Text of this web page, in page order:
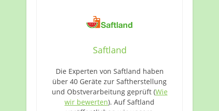
Saftland
Die Experten von Saftland haben
über 40 Geräte zur Saftherstellung
und Obstverarbeitung geprüft (Wie
wir bewerten). Auf Saftland